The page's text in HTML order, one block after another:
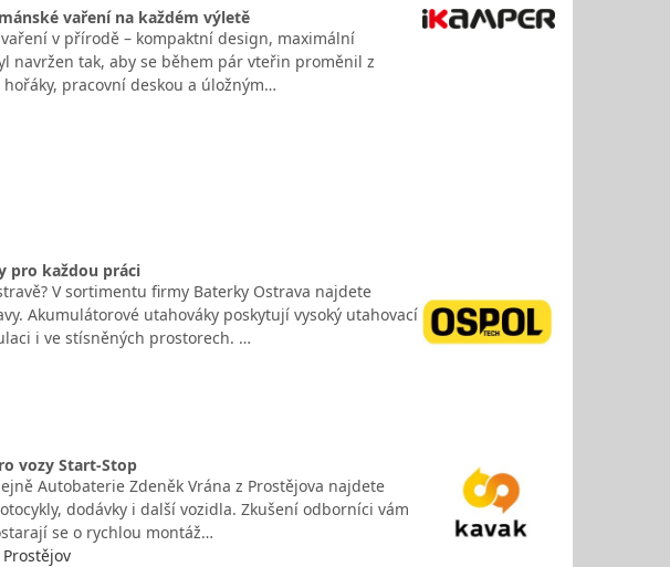
vaření na každém výletě
v přírodě – kompaktní design, maximální
navržen tak, aby se během pár vteřin proměnil z
pracovní deskou a úložným…
pro každou práci
V sortimentu firmy Baterky Ostrava najdete
Akumulátorové utahováky poskytují vysoký utahovací
i ve stísněných prostorech. …
vozy Start-Stop
Autobaterie Zdeněk Vrána z Prostějova najdete
dodávky i další vozidla. Zkušení odborníci vám
se o rychlou montáž…